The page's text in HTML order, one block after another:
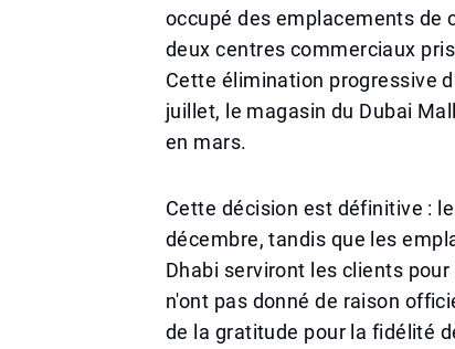
occupé des emplacements de
deux centres commerciaux
Cette élimination progressive
juillet, le magasin du Dubai
en mars.
Cette décision est définitive :
décembre, tandis que les
Dhabi serviront les clients
n'ont pas donné de raison
de la gratitude pour la fidélité